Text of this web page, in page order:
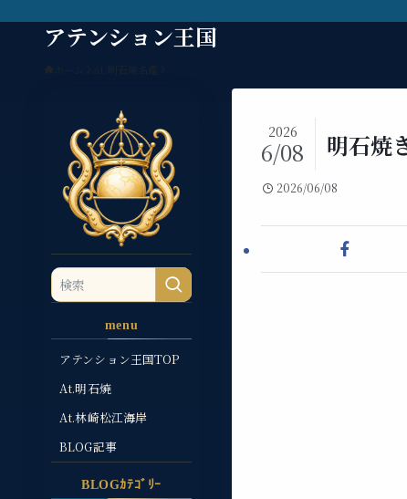
アテンション王国
明石焼
2026
6/08
2026/06/08
menu
アテンション王国TOP
At.明石焼
At.林崎松江海岸
BLOG記事
BLOGｶﾃｺﾞﾘｰ